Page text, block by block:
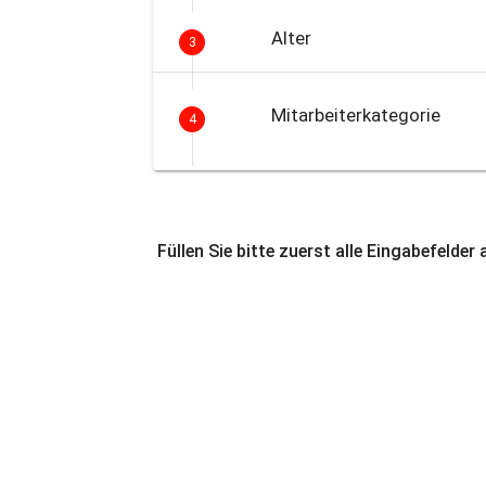
3 Alter
4 Mitarbeiterkategorie
Füllen Sie bitte zuerst alle Eingabefelder